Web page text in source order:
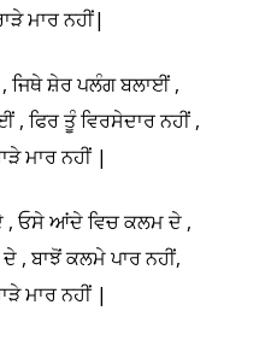
ਮਾਰ ਨਹੀਂ|
ਜਿਥੇ ਸ਼ੇਰ ਪਲੰਗ ਬਲਾਈਂ ,
, ਫਿਰ ਤੂੰ ਵਿਰਸੇਦਾਰ ਨਹੀਂ ,
ਮਾਰ ਨਹੀਂ |
ਓਸੇ ਆਂਦੇ ਵਿਚ ਕਲਮ ਦੇ ,
, ਬਾਝੋਂ ਕਲਮੇ ਪਾਰ ਨਹੀਂ,
ਮਾਰ ਨਹੀਂ |